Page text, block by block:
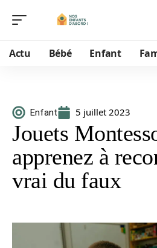
Actu Bébé Enfant
Enfant 5 juillet 2023
Jouets
apprenez à
vrai du faux